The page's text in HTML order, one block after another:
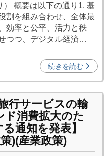
概要は以下の通り1. 基
を組み合わせ、全体最
効率と公平、活力と秩
つつ、デジタル経済…
続きを読む
行サービスの輸
消費拡大のた
通知を発表】
)(産業政策)